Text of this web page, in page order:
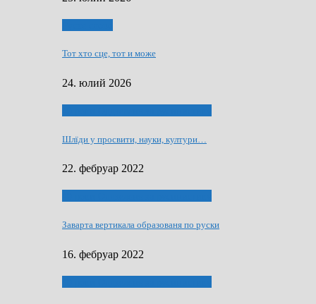
Тот хто сце, тот и може
24. юлий 2026
Шлїди у просвити, науки, култури…
22. фебруар 2022
Заварта вертикала образованя по руски
16. фебруар 2022